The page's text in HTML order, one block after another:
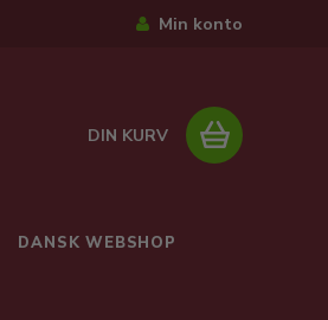
Min konto
DIN KURV
DANSK WEBSHOP